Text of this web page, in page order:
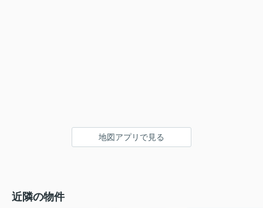
地図アプリで見る
近隣の物件